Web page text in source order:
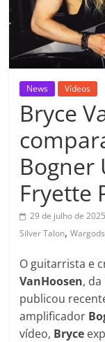
News Vídeos
Bryce
Bogner
Fryette
29 de julho de 2025
Silver Talon,
O guitarrista e
VanHoosen,
publicou
amplificador
vídeo, Bryce